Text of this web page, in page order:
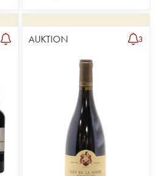
AUKTION 3